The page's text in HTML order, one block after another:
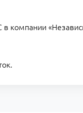
в компании